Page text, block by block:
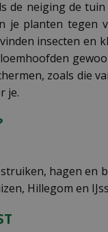
de neiging de
je planten
insecten en
zoals die
je.
hagen en
Hillegom en